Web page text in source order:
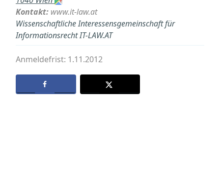
Kontakt: www.it-law.at
Wissenschaftliche Interessensgemeinschaft für
Informationsrecht IT-LAW.AT
Anmeldefrist: 1.11.2012